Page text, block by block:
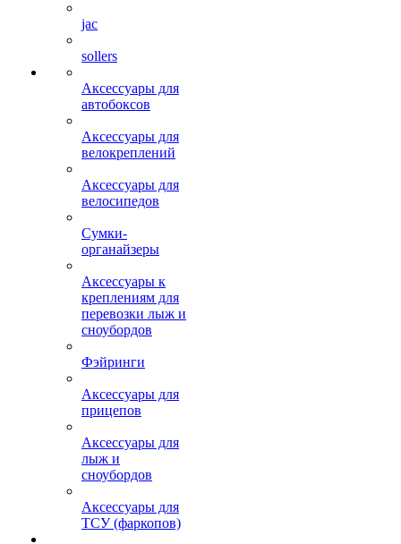
jac
sollers
Аксессуары для
автобоксов
Аксессуары для
велокреплений
Аксессуары для
велосипедов
Сумки-
органайзеры
Аксессуары к
креплениям для
перевозки лыж и
сноубордов
Фэйринги
Аксессуары для
прицепов
Аксессуары для
лыж и
сноубордов
Аксессуары для
ТСУ (фаркопов)